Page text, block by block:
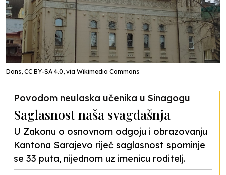
Dans, CC BY-SA 4.0, via Wikimedia Commons
Povodom neulaska učenika u Sinagogu
Saglasnost naša svagdašnja
U Zakonu o osnovnom odgoju i obrazovanju
Kantona Sarajevo riječ saglasnost spominje
se 33 puta, nijednom uz imenicu roditelj.